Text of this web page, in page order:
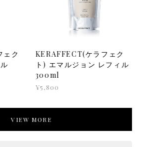
ェク
KERAFFECT(ケラフェク
ト) エマルジョン レフィル
300ml
¥5,800
VIEW MORE